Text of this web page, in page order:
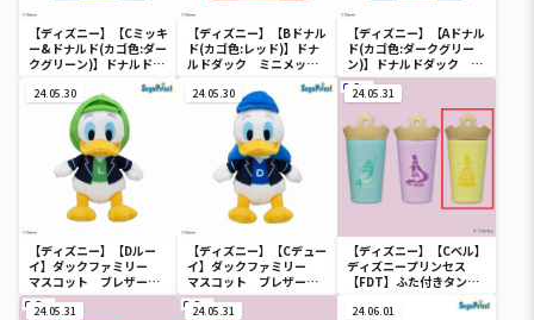
【ディズニー】【Cミッキ
ー&ドナルド(カゴ色:ダー
クグリーン)】ドナルドダ
ック ミニメッシュカゴ
【ディズニー】【Bドナル
ド(カゴ色:レッド)】ドナ
ルドダック ミニメッシ
【ディズニー】【Aドナル
ド(カゴ色:ダークグリー
ン)】ドナルドダック ミ
ニメッシュカゴ
24.05.30
【ディズニー】【Dルー
イ】ダックファミリー
マスコット ブレザーコ
スチューム
24.05.30
【ディズニー】【Cデュー
イ】ダックファミリー
マスコット ブレザーコ
スチューム
24.05.31
【ディズニー】【Cベル】
ディズニープリンセス
【FDT】ふた付きタンブ
24.05.31 24.05.31 24.06.01